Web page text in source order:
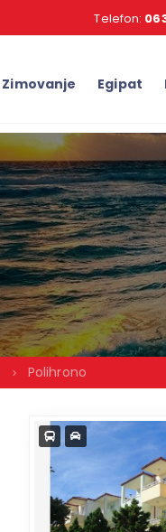
Telefon:
Zimovanje Egipat
Polihrono